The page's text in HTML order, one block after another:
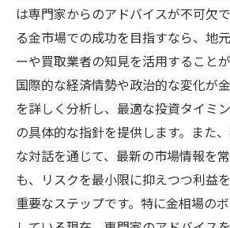
は専門家からのアドバイスが不可欠
る金市場での成功を目指すなら、地
ーや買取業者の知見を活用すること
国際的な経済情勢や政治的な変化が
を詳しく分析し、最適な投資タイミ
の具体的な指針を提供します。また
な対話を通じて、最新の市場情報を
も、リスクを最小限に抑えつつ利益
重要なステップです。特に金相場の